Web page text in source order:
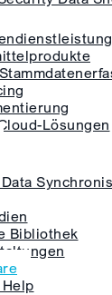
Lösungen
Bibliothek